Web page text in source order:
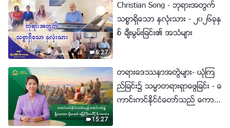
6:27
Christian Song - ဘုရားအတြက္
သစၥာရွိေသာ ႏွလုံးသား - ၂၀၂၆ခုႏွ
စ္ ခ်ီးမြမ္းျခင္း၏ အသံမ်ား
15:27
တရားေဒႆနာအတြဲမ်ား- ယုံၾက
ည္ျခင္း၌ သမၼာတရားရွာေဖြျခင္း - ေ
ကာင္းကင္ႏိုင္ငံေတာ္သည္ ေကာင္း